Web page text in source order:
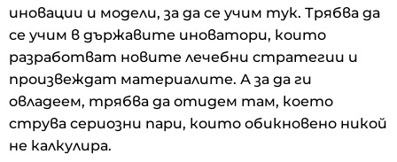
иновации и модели, за да се учим тук. Трябва да
се учим в държавите иноватори, които
разработват новите лечебни стратегии и
произвеждат материалите. А за да ги
овладеем, трябва да отидем там, което
струва сериозни пари, които обикновено никой
не калкулира.